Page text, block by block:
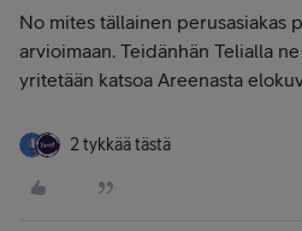
No mites tällainen perusasiakas
arvioimaan. Teidänhän Telialla
yritetään katsoa Areenasta
2 tykkää tästä